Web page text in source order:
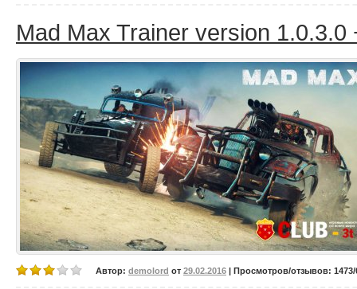
Mad Max Trainer version 1.0.3.0
Автор: demolord от 29.02.2016 | Просмотров/отзывов: 1473/